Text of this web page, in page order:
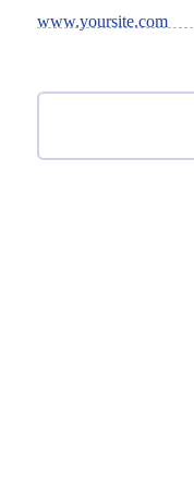
www.yoursite.com